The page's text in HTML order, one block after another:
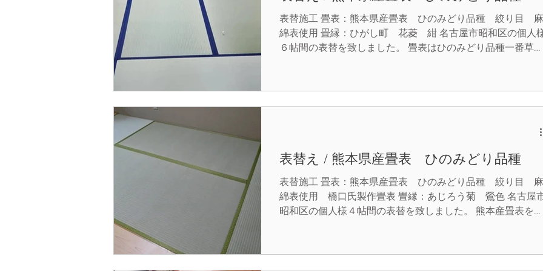
ようにこれからも努めていきます。 （当店ではクレジットカ
ード決済も出来ます。）
表替施工 畳表：熊本県産畳表 ひのみどり品種 絞り目 麻
綿表使用 畳縁：ひがし町 花菱 紺 名古屋市昭和区の個人
６帖間の表替を致しました。 畳表はひのみどり品種一番草麻
そのものも丈夫で、とても滑らかな肌触りの上質な畳です。
畳縁でお部屋全体がしまり、とても良い雰囲気のお部屋に生
け多くお応えできるようにこれからも努めていきます。 （当
店ではクレジットカード決済も出来ます。）
表替え / 熊本県産畳表 ひのみどり品種
表替施工 畳表：熊本県産畳表 ひのみどり品種 絞り目 麻
綿表使用 橋口氏製作畳表 畳縁：あじろう菊 鶯色 名古屋
昭和区の個人様４帖間の表替を致しました。 熊本産畳表を作
です。 非の打ち所がない。とはこの事。 作業していてとて